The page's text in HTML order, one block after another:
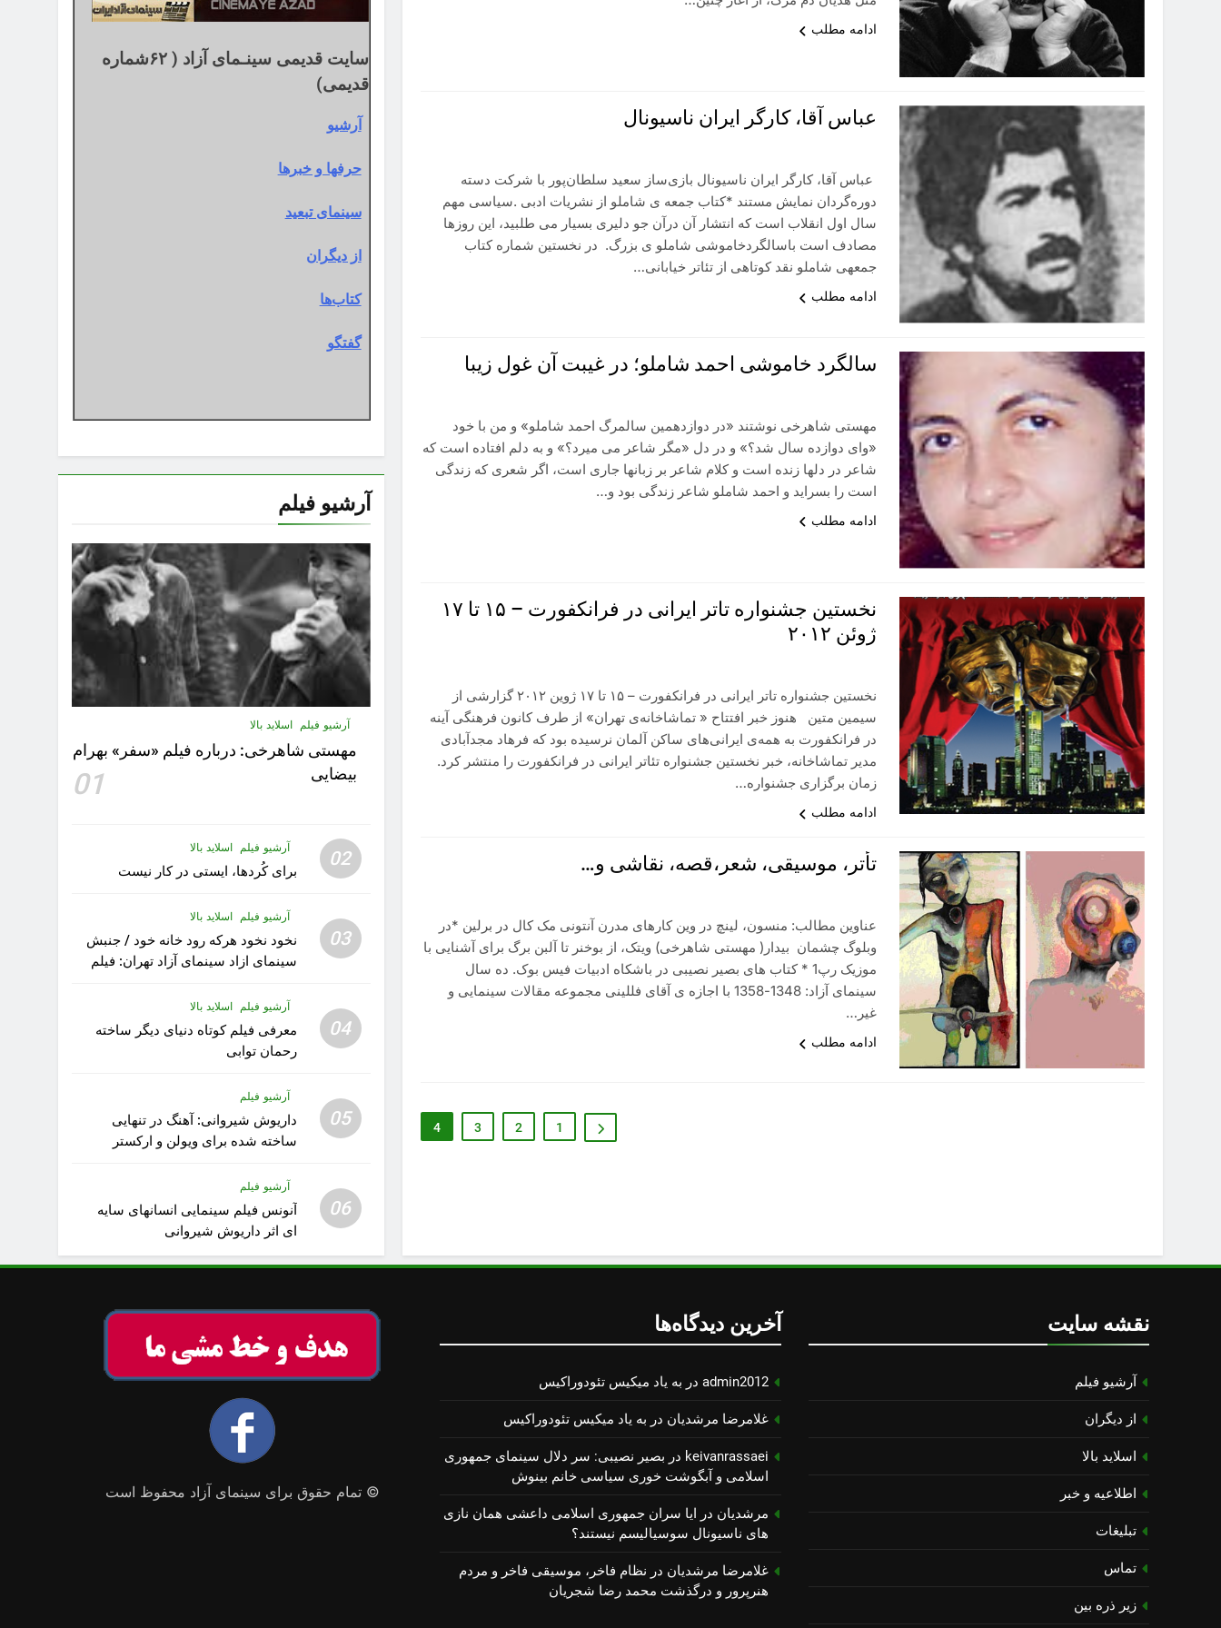
ادامه مطلب
عباس آقا، کارگر ایران ناسیونال
عباس آقا، کارگر ایران ناسیونال بازی‌ساز سعید سلطان‌پور با شرکت دسته
دوره‌گردان نمایش مستند *کتاب جمعه ی شاملو از نشریات ادبی .سیاسی مهم
سال اول انقلاب است که انتشار آن درآن جو دلیری بسیار می طلبید، این روزها
مصادف است باسالگردخاموشی شاملو ی بزرگ. در نخستین شماره کتاب
جمعهی شاملو نقد کوتاهی از تئاتر خیابانی…
ادامه مطلب
سالگرد خاموشی احمد شاملو؛ در غیبت آن غول زیبا
مهستی شاهرخی نوشتند «در دوازدهمین سالمرگ احمد شاملو» و من با خود
«وای دوازده سال شد؟» و در دل «مگر شاعر می میرد؟» و به دلم افتاده است که
شاعر در دلها زنده است و کلام شاعر بر زبانها جاری است، اگر شعری که زندگی
است را بسراید و احمد شاملو شاعر زندگی بود و…
ادامه مطلب
نخستین جشنواره تاتر ایرانی در فرانکفورت – ۱۵ تا ۱٧
ژوئن ۲۰۱۲
نخستین جشنواره تاتر ایرانی در فرانکفورت – ۱۵ تا ۱٧ ژوین ۲۰۱۲ گزارشی از
سیمین متین هنوز خبر افتتاح « تماشاخانه‌ی تهران» از طرف کانون فرهنگی آینه
در فرانکفورت به همه‌ی ایرانی‌های ساکن آلمان نرسیده بود که فرهاد مجدآبادی
مدیر تماشاخانه، خبر نخستین جشنواره تئاتر ایرانی در فرانکفورت را منتشر کرد.
زمان برگزاری جشنواره…
ادامه مطلب
تأتر، موسیقی، شعر،قصه، نقاشی و…
عناوین مطالب: منسون، لینچ در وین کارهای مدرن آنتونی مک کال در برلین *در
وبلوگ چشمان بیدار( مهستی شاهرخی) ویتک، از بوخنر تا آلبن برگ برای آشنایی با
موزیک رپ1 * کتاب های بصیر نصیبی در باشکاه ادبیات فیس بوک. ده سال
سینمای آزاد: 1348-1358 با اجازه ی آقای فللینی مجموعه مقالات سینمایی و
غیر…
ادامه مطلب
1
2
3
4
سایت قدیمی سینـمای آزاد ( ۶۲شماره
قدیمی)
آرشیو
حرفها و خبرها
سینمای تبعید
از دیگران
کتاب‌ها
گفتگو
آرشیو فیلم
آرشیو فیلم اسلاید بالا
مهستى شاهرخى:‌ درباره فيلم «سفر» بهرام
بیضایی
01
02 آرشیو فیلم اسلاید بالا
برای کُردها، ایستی در کار نیست
03
آرشیو فیلم اسلاید بالا
نخود نخود هرکه رود خانه خود / جنبش
سینمای ازاد سینمای آزاد تهران: فیلم
04
آرشیو فیلم اسلاید بالا
معرفی فیلم کوتاه دنیای دیگر ساخته
رحمان توابی
05
آرشیو فیلم
داریوش شیروانی: آهنگ در تنهایی
ساخته شده برای ویولن و ارکستر
06
آرشیو فیلم
آنونس فیلم سینمایی انسانهای سایه
ای اثر داریوش شیروانی
نقشه سایت
آرشیو فیلم
از دیگران
اسلاید بالا
اطلاعیه و خبر
تبلیغات
تماس
زیر ذره بین
آخرین دیدگاه‌ها
admin2012 در به یاد میكیس تئودوراكیس
غلامرضا مرشدیان در به یاد میكیس تئودوراكیس
keivanrassaei در بصیر نصیبی: سر دلال سینمای جمهوری
اسلامی و آبگوشت خوری سیاسی خانم بینوش
مرشدیان در ایا سران جمهوری اسلامی داعشی همان نازی
های ناسیونال سوسیالیسم نیستند؟
غلامرضا مرشدیان در نظام فاخر، موسیقی فاخر و مردم
هنرپرور و درگذشت محمد رضا شجریان
© تمام حقوق برای سینمای آزاد محفوظ است